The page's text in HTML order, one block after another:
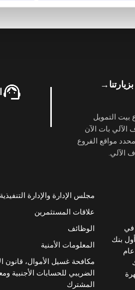
→
بيت التمويل
الآلي بات الآن
مواقع الفروع
الآلي.
في
بنك
مجلس الإدارة والإدارة التنفيذية
علاقات المستثمرين
الوظائف
المعلومات الأمنية
مكافحة غسيل الأموال، قانون
الضريبي للحسابات الأجنبية
المشترك